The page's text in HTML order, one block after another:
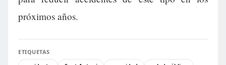
próximos años.
ETIQUETAS